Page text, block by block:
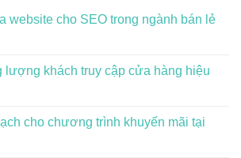
website cho SEO trong ngành bán lẻ
lượng khách truy cập cửa hàng hiệu
cho chương trình khuyến mãi tại